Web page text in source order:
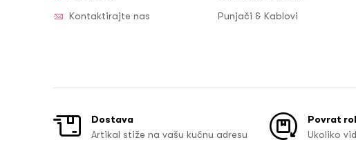
Kontaktirajte nas
Punjači & Kablovi
Dostava
Artikal stiže na vašu kućnu adresu
Povrat
Ukoliko